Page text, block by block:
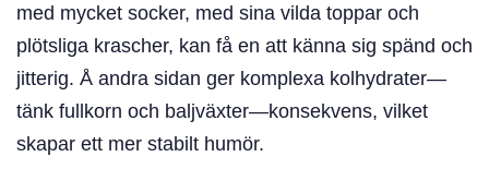
med mycket socker, med sina vilda toppar och
plötsliga krascher, kan få en att känna sig spänd och
jitterig. Å andra sidan ger komplexa kolhydrater—
tänk fullkorn och baljväxter—konsekvens, vilket
skapar ett mer stabilt humör.